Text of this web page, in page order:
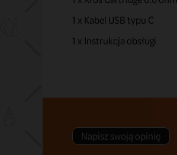
1 x Kabel USB typu C
1 x Instrukcja obsługi
Napisz swoją opinię